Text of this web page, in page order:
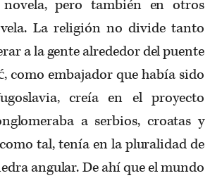
pero también en otros
La religión no divide tanto
a la gente alrededor del puente
como embajador que había sido
creía en el proyecto
a serbios, croatas y
tal, tenía en la pluralidad de
angular. De ahí que el mundo